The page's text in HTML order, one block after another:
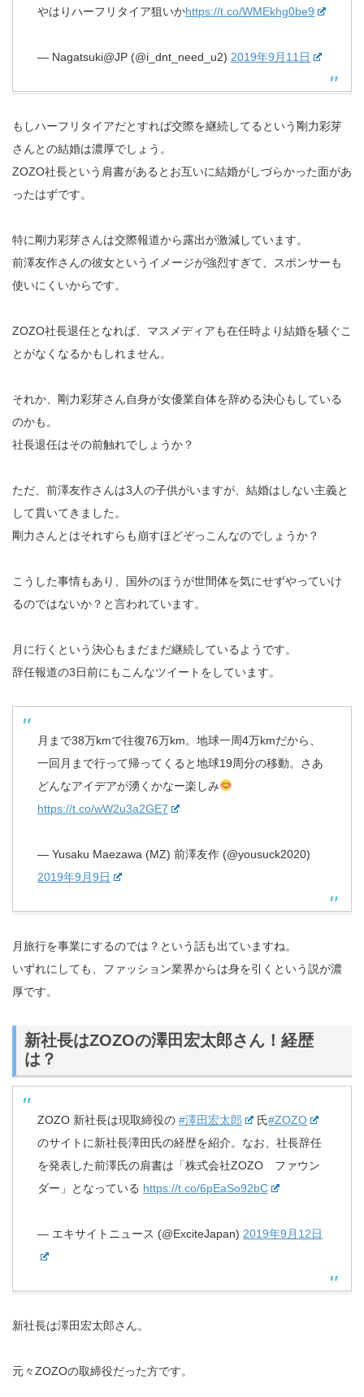
やはりハーフリタイア狙いかhttps://t.co/WMEkhg0be9
— Nagatsuki@JP (@i_dnt_need_u2) 2019年9月11日
もしハーフリタイアだとすれば交際を継続してるという剛力彩芽
さんとの結婚は濃厚でしょう。
ZOZO社長という肩書があるとお互いに結婚がしづらかった面があ
ったはずです。
特に剛力彩芽さんは交際報道から露出が激減しています。
前澤友作さんの彼女というイメージが強烈すぎて、スポンサーも
使いにくいからです。
ZOZO社長退任となれば、マスメディアも在任時より結婚を騒ぐこ
とがなくなるかもしれません。
それか、剛力彩芽さん自身が女優業自体を辞める決心もしている
のかも。
社長退任はその前触れでしょうか？
ただ、前澤友作さんは3人の子供がいますが、結婚はしない主義と
して貫いてきました。
剛力さんとはそれすらも崩すほどぞっこんなのでしょうか？
こうした事情もあり、国外のほうが世間体を気にせずやっていけ
るのではないか？と言われています。
月に行くという決心もまだまだ継続しているようです。
辞任報道の3日前にもこんなツイートをしています。
月まで38万kmで往復76万km。地球一周4万kmだから、
一回月まで行って帰ってくると地球19周分の移動。さあ
どんなアイデアが湧くかなー楽しみ
https://t.co/wW2u3a2GE7
— Yusaku Maezawa (MZ) 前澤友作 (@yousuck2020)
2019年9月9日
月旅行を事業にするのでは？という話も出ていますね。
いずれにしても、ファッション業界からは身を引くという説が濃
厚です。
新社長はZOZOの澤田宏太郎さん！経歴
は？
ZOZO 新社長は現取締役の #澤田宏太郎 氏#ZOZO
のサイトに新社長澤田氏の経歴を紹介。なお、社長辞任
を発表した前澤氏の肩書は「株式会社ZOZO ファウン
ダー」となっている https://t.co/6pEaSo92bC
— エキサイトニュース (@ExciteJapan) 2019年9月12日
新社長は澤田宏太郎さん。
元々ZOZOの取締役だった方です。